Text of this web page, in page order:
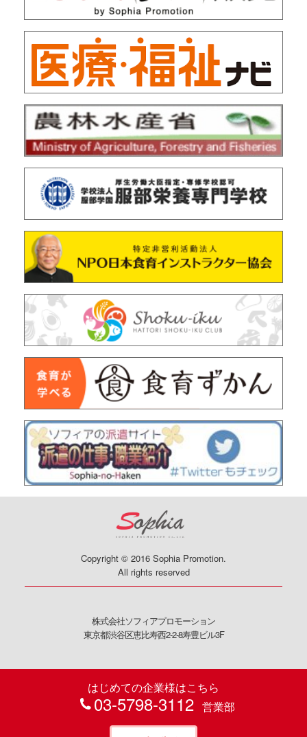
Copyright © 2016 Sophia Promotion.
All rights reserved
株式会社ソフィアプロモーション
東京都渋谷区恵比寿西2-2-8寿豊ビル3F
はじめての企業様はこちら
03-5798-3112 営業部